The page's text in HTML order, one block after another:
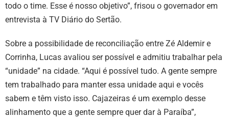
todo o time. Esse é nosso objetivo”, frisou o governador em
entrevista à TV Diário do Sertão.
Sobre a possibilidade de reconciliação entre Zé Aldemir e
Corrinha, Lucas avaliou ser possível e admitiu trabalhar pela
“unidade” na cidade. “Aqui é possível tudo. A gente sempre
tem trabalhado para manter essa unidade aqui e vocês
sabem e têm visto isso. Cajazeiras é um exemplo desse
alinhamento que a gente sempre quer dar à Paraíba”,